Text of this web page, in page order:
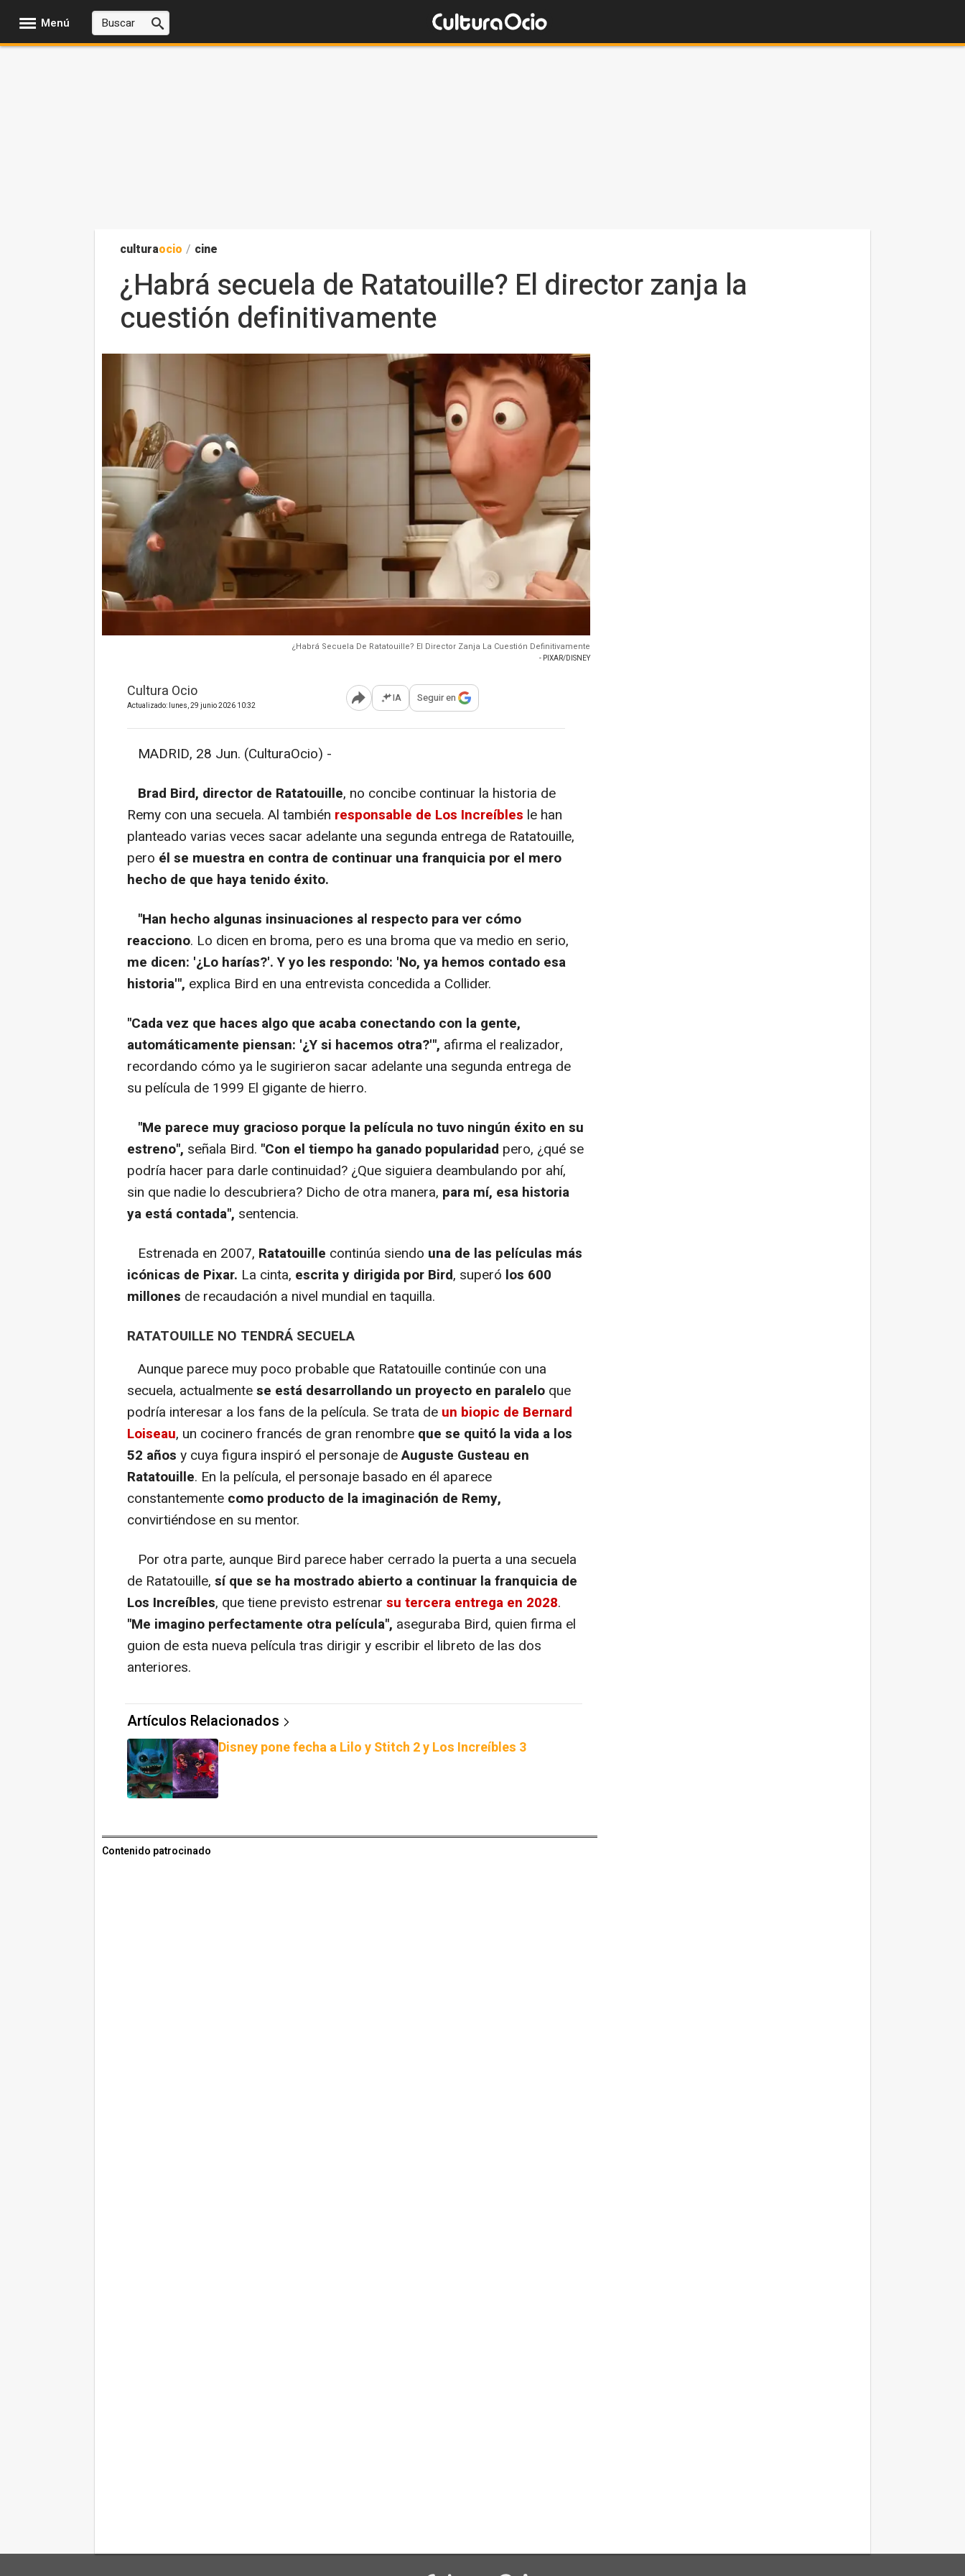
Menú
culturaocio / cine
¿Habrá secuela de Ratatouille? El director zanja la
cuestión definitivamente
¿Habrá Secuela De Ratatouille? El Director Zanja La Cuestión Definitivamente
- PIXAR/DISNEY
Cultura Ocio
Actualizado: lunes, 29 junio 2026 10:32 Abrir opciones para compartir
IA Seguir en
MADRID, 28 Jun. (CulturaOcio) -
Brad Bird, director de Ratatouille, no concibe continuar la historia de
Remy con una secuela. Al también responsable de Los Increíbles le han
planteado varias veces sacar adelante una segunda entrega de Ratatouille,
pero él se muestra en contra de continuar una franquicia por el mero
hecho de que haya tenido éxito.
"Han hecho algunas insinuaciones al respecto para ver cómo
reacciono. Lo dicen en broma, pero es una broma que va medio en serio,
me dicen: '¿Lo harías?'. Y yo les respondo: 'No, ya hemos contado esa
historia'", explica Bird en una entrevista concedida a Collider.
"Cada vez que haces algo que acaba conectando con la gente,
automáticamente piensan: '¿Y si hacemos otra?'", afirma el realizador,
recordando cómo ya le sugirieron sacar adelante una segunda entrega de
su película de 1999 El gigante de hierro.
"Me parece muy gracioso porque la película no tuvo ningún éxito en su
estreno", señala Bird. "Con el tiempo ha ganado popularidad pero, ¿qué se
podría hacer para darle continuidad? ¿Que siguiera deambulando por ahí,
sin que nadie lo descubriera? Dicho de otra manera, para mí, esa historia
ya está contada", sentencia.
Estrenada en 2007, Ratatouille continúa siendo una de las películas más
icónicas de Pixar. La cinta, escrita y dirigida por Bird, superó los 600
millones de recaudación a nivel mundial en taquilla.
RATATOUILLE NO TENDRÁ SECUELA
Aunque parece muy poco probable que Ratatouille continúe con una
secuela, actualmentese está desarrollando un proyecto en paralelo que
podría interesar a los fans de la película. Se trata de un biopic de Bernard
Loiseau, un cocinero francés de gran renombre que se quitó la vida a los
52 años y cuya figura inspiró el personaje deAuguste Gusteau en
Ratatouille. En la película, el personaje basado en él aparece
constantemente como producto de la imaginación de Remy,
convirtiéndose en su mentor.
Por otra parte, aunque Bird parece haber cerrado la puerta a una secuela
de Ratatouille, sí que se ha mostrado abierto a continuar la franquicia de
Los Increíbles, que tiene previsto estrenar su tercera entrega en 2028.
"Me imagino perfectamente otra película", aseguraba Bird, quien firma el
guion de esta nueva película tras dirigir y escribir el libreto de las dos
anteriores.
Artículos Relacionados
Disney pone fecha a Lilo y Stitch 2 y Los Increíbles 3
Contenido patrocinado